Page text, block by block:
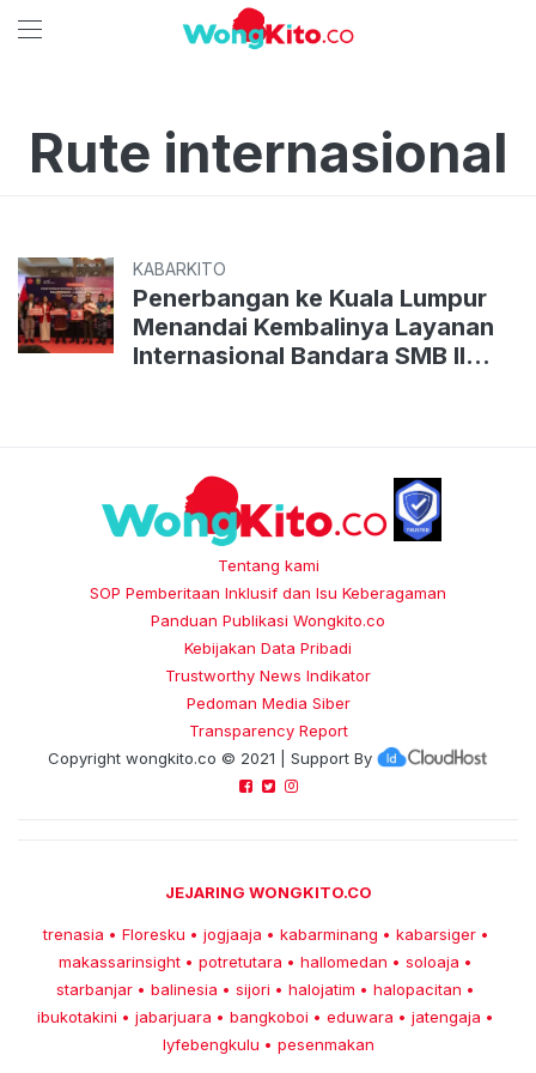
Rute internasional
KABARKITO
Penerbangan ke Kuala Lumpur
Menandai Kembalinya Layanan
Internasional Bandara SMB II
Tentang kami
SOP Pemberitaan Inklusif dan Isu Keberagaman
Panduan Publikasi Wongkito.co
Kebijakan Data Pribadi
Trustworthy News Indikator
Pedoman Media Siber
Transparency Report
Copyright wongkito.co © 2021 | Support By
JEJARING WONGKITO.CO
trenasia • Floresku • jogjaaja • kabarminang • kabarsiger •
makassarinsight • potretutara • hallomedan • soloaja •
starbanjar • balinesia • sijori • halojatim • halopacitan •
ibukotakini • jabarjuara • bangkoboi • eduwara • jatengaja •
lyfebengkulu • pesenmakan